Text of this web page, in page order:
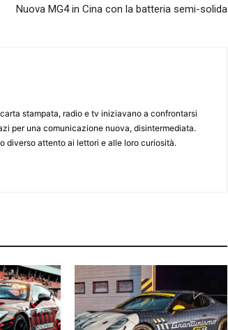
Nuova MG4 in Cina con la batteria semi-solida
stampata, radio e tv iniziavano a confrontarsi
per una comunicazione nuova, disintermediata.
diverso attento ai lettori e alle loro curiosità.